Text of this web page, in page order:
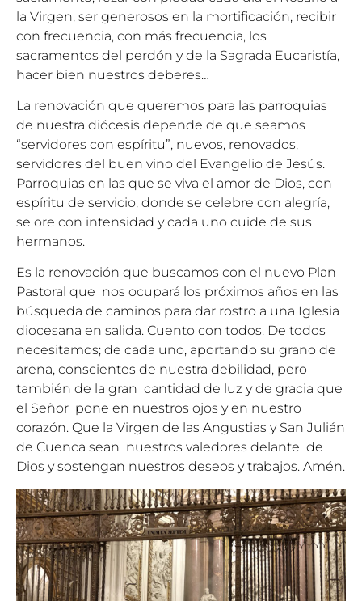
la Virgen, ser generosos en la mortificación, recibir
con frecuencia, con más frecuencia, los
sacramentos del perdón y de la Sagrada Eucaristía,
hacer bien nuestros deberes…
La renovación que queremos para las parroquias
de nuestra diócesis depende de que seamos
“servidores con espíritu”, nuevos, renovados,
servidores del buen vino del Evangelio de Jesús.
Parroquias en las que se viva el amor de Dios, con
espíritu de servicio; donde se celebre con alegría,
se ore con intensidad y cada uno cuide de sus
hermanos.
Es la renovación que buscamos con el nuevo Plan
Pastoral que nos ocupará los próximos años en las
búsqueda de caminos para dar rostro a una Iglesia
diocesana en salida. Cuento con todos. De todos
necesitamos; de cada uno, aportando su grano de
arena, conscientes de nuestra debilidad, pero
también de la gran cantidad de luz y de gracia que
el Señor pone en nuestros ojos y en nuestro
corazón. Que la Virgen de las Angustias y San Julián
de Cuenca sean nuestros valedores delante de
Dios y sostengan nuestros deseos y trabajos. Amén.